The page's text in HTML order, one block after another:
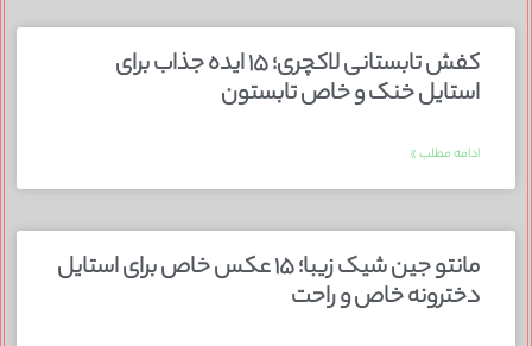
کفش تابستانی لاکچری؛ ۱۵ ایده‌ جذاب برای
استایل خنک و خاص تابستون
ادامه مطلب »
مانتو جین شیک زیبا؛ ۱۵ عکس خاص برای استایل
دخترونه خاص و راحت